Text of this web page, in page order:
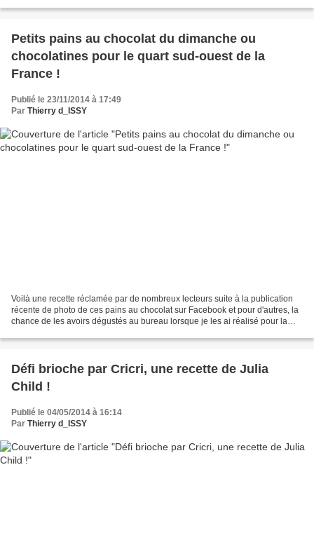
Petits pains au chocolat du dimanche ou
chocolatines pour le quart sud-ouest de la
France !
Publié le 23/11/2014 à 17:49
Par Thierry d_ISSY
Voilà une recette réclamée par de nombreux lecteurs suite à la publication
récente de photo de ces pains au chocolat sur Facebook et pour d'autres, la
chance de les avoirs dégustés au bureau lorsque je les ai réalisé pour la
Défi brioche par Cricri, une recette de Julia
Child !
Publié le 04/05/2014 à 16:14
Par Thierry d_ISSY